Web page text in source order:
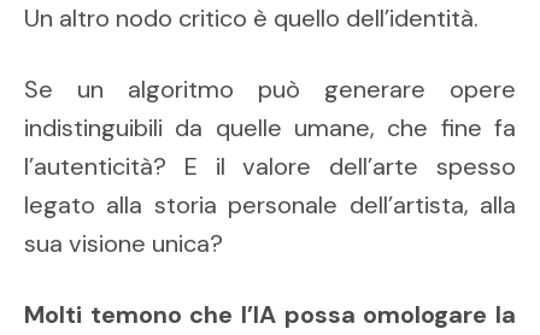
Un altro nodo critico è quello dell’identità.
Se un algoritmo può generare opere
indistinguibili da quelle umane, che fine fa
l’autenticità? E il valore dell’arte spesso
legato alla storia personale dell’artista, alla
sua visione unica?
Molti temono che l’IA possa omologare la